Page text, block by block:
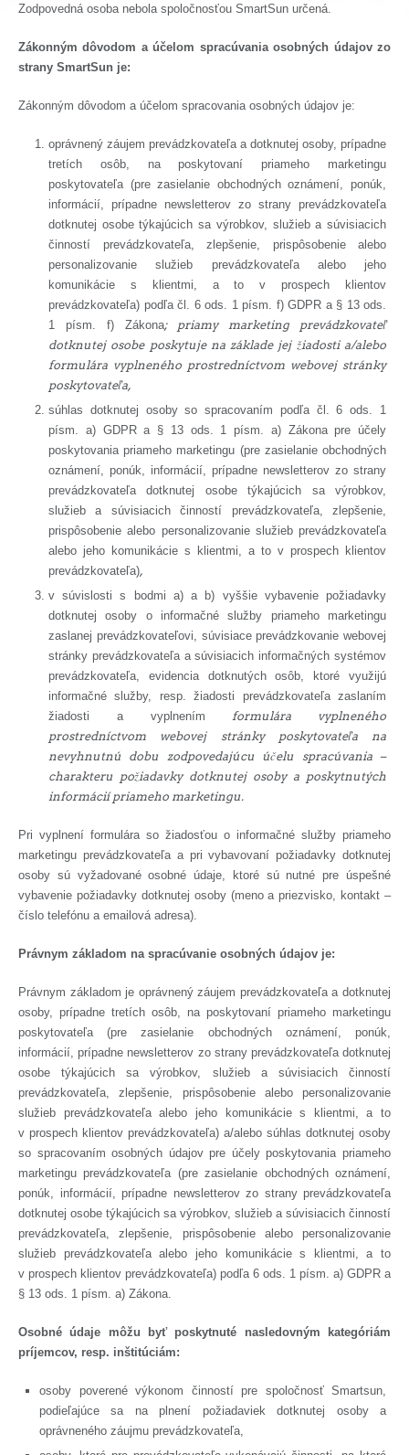
Zodpovedná osoba nebola spoločnosťou SmartSun určená.
Zákonným dôvodom a účelom spracúvania osobných údajov zo
strany SmartSun je:
Zákonným dôvodom a účelom spracovania osobných údajov je:
oprávnený záujem prevádzkovateľa a dotknutej osoby, prípadne
tretích osôb, na poskytovaní priameho marketingu
poskytovateľa (pre zasielanie obchodných oznámení, ponúk,
informácií, prípadne newsletterov zo strany prevádzkovateľa
dotknutej osobe týkajúcich sa výrobkov, služieb a súvisiacich
činností prevádzkovateľa, zlepšenie, prispôsobenie alebo
personalizovanie služieb prevádzkovateľa alebo jeho
komunikácie s klientmi, a to v prospech klientov
prevádzkovateľa) podľa čl. 6 ods. 1 písm. f) GDPR a § 13 ods.
1 písm. f) Zákona; priamy marketing prevádzkovateľ
dotknutej osobe poskytuje na základe jej žiadosti a/alebo
formulára vyplneného prostredníctvom webovej stránky
poskytovateľa,
súhlas dotknutej osoby so spracovaním podľa čl. 6 ods. 1
písm. a) GDPR a § 13 ods. 1 písm. a) Zákona pre účely
poskytovania priameho marketingu (pre zasielanie obchodných
oznámení, ponúk, informácií, prípadne newsletterov zo strany
prevádzkovateľa dotknutej osobe týkajúcich sa výrobkov,
služieb a súvisiacich činností prevádzkovateľa, zlepšenie,
prispôsobenie alebo personalizovanie služieb prevádzkovateľa
alebo jeho komunikácie s klientmi, a to v prospech klientov
prevádzkovateľa),
v súvislosti s bodmi a) a b) vyššie vybavenie požiadavky
dotknutej osoby o informačné služby priameho marketingu
zaslanej prevádzkovateľovi, súvisiace prevádzkovanie webovej
stránky prevádzkovateľa a súvisiacich informačných systémov
prevádzkovateľa, evidencia dotknutých osôb, ktoré využijú
informačné služby, resp. žiadosti prevádzkovateľa zaslaním
žiadosti a vyplnením
formulára vyplneného
prostredníctvom webovej stránky poskytovateľa na
nevyhnutnú dobu zodpovedajúcu účelu spracúvania –
charakteru požiadavky dotknutej osoby a poskytnutých
informácií priameho marketingu.
Pri vyplnení formulára so žiadosťou o informačné služby priameho
marketingu prevádzkovateľa a pri vybavovaní požiadavky dotknutej
osoby sú vyžadované osobné údaje, ktoré sú nutné pre úspešné
vybavenie požiadavky dotknutej osoby (meno a priezvisko, kontakt –
číslo telefónu a emailová adresa).
Právnym základom na spracúvanie osobných údajov je:
Právnym základom je oprávnený záujem prevádzkovateľa a dotknutej
osoby, prípadne tretích osôb, na poskytovaní priameho marketingu
poskytovateľa (pre zasielanie obchodných oznámení, ponúk,
informácií, prípadne newsletterov zo strany prevádzkovateľa dotknutej
osobe týkajúcich sa výrobkov, služieb a súvisiacich činností
prevádzkovateľa, zlepšenie, prispôsobenie alebo personalizovanie
služieb prevádzkovateľa alebo jeho komunikácie s klientmi, a to
v prospech klientov prevádzkovateľa) a/alebo súhlas dotknutej osoby
so spracovaním osobných údajov pre účely poskytovania priameho
marketingu prevádzkovateľa (pre zasielanie obchodných oznámení,
ponúk, informácií, prípadne newsletterov zo strany prevádzkovateľa
dotknutej osobe týkajúcich sa výrobkov, služieb a súvisiacich činností
prevádzkovateľa, zlepšenie, prispôsobenie alebo personalizovanie
služieb prevádzkovateľa alebo jeho komunikácie s klientmi, a to
v prospech klientov prevádzkovateľa) podľa 6 ods. 1 písm. a) GDPR a
§ 13 ods. 1 písm. a) Zákona.
Osobné údaje môžu byť poskytnuté nasledovným kategóriám
príjemcov, resp. inštitúciám:
osoby poverené výkonom činností pre spoločnosť Smartsun,
podieľajúce sa na plnení požiadaviek dotknutej osoby a
oprávneného záujmu prevádzkovateľa,